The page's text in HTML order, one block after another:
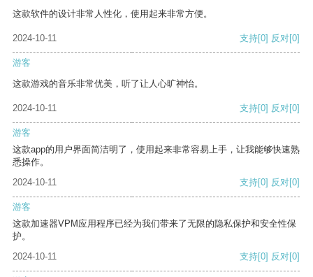
这款软件的设计非常人性化，使用起来非常方便。
2024-10-11 支持[0] 反对[0]
游客
这款游戏的音乐非常优美，听了让人心旷神怡。
2024-10-11 支持[0] 反对[0]
游客
这款app的用户界面简洁明了，使用起来非常容易上手，让我能够快速熟
悉操作。
2024-10-11
支持[0] 反对[0]
游客
这款加速器VPM应用程序已经为我们带来了无限的隐私保护和安全性保
护。
2024-10-11
支持[0] 反对[0]